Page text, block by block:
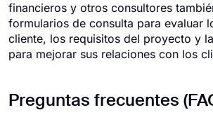
financieros y otros consultores
formularios de consulta para evaluar
cliente, los requisitos del proyecto y
para mejorar sus relaciones con los
Preguntas frecuentes